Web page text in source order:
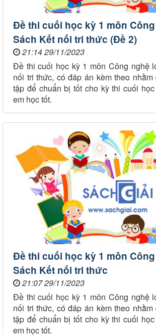
Đề thi cuối học kỳ 1 môn
Sách Kết nối tri thức (Đề 2)
21:14 29/11/2023
Đề thi cuối học kỳ 1 môn Công nghệ
nối tri thức, có đáp án kèm theo
tập để chuẩn bị tốt cho kỳ thi cuối
em học tốt.
Đề thi cuối học kỳ 1 môn
Sách Kết nối tri thức
21:07 29/11/2023
Đề thi cuối học kỳ 1 môn Công nghệ
nối tri thức, có đáp án kèm theo
tập để chuẩn bị tốt cho kỳ thi cuối
em học tốt.